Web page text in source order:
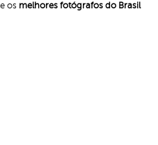
os melhores fotógrafos do Brasil